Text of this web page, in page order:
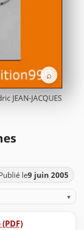
⌕
JEAN-JACQUES
le9 juin 2005
▾